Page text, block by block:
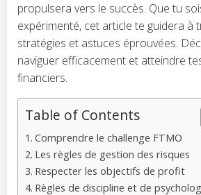
propulsera vers le succès. Que tu
expérimenté, cet article te guidera à
stratégies et astuces éprouvées.
naviguer efficacement et atteindre
financiers.
Table of Contents
Comprendre le challenge FTMO
Les règles de gestion des risques
Respecter les objectifs de profit
Règles de discipline et de